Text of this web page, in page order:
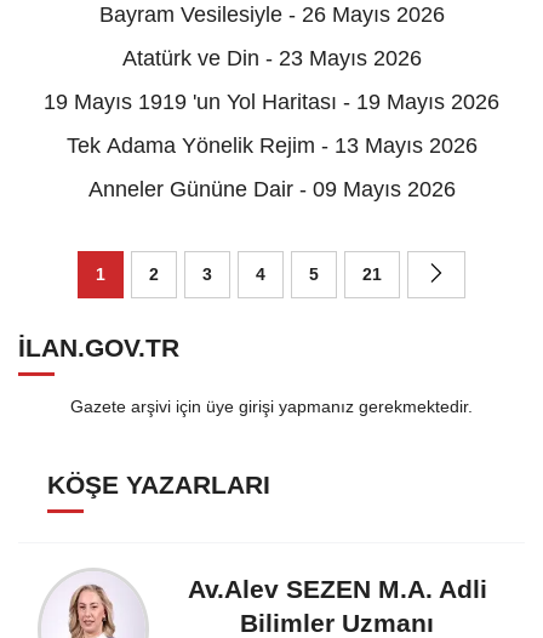
Bayram Vesilesiyle - 26 Mayıs 2026
Atatürk ve Din - 23 Mayıs 2026
19 Mayıs 1919 'un Yol Haritası - 19 Mayıs 2026
Tek Adama Yönelik Rejim - 13 Mayıs 2026
Anneler Gününe Dair - 09 Mayıs 2026
1 2 3 4 5 21
ILAN.GOV.TR
Gazete arşivi için üye girişi yapmanız gerekmektedir.
KÖŞE YAZARLARI
Av.Alev SEZEN M.A. Adli
Bilimler Uzmanı